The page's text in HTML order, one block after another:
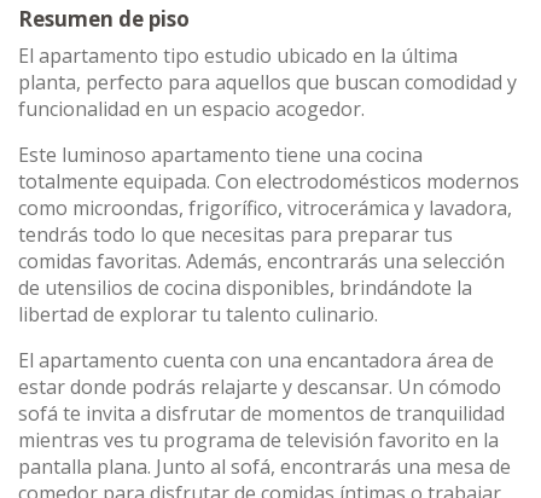
Resumen de piso
El apartamento tipo estudio ubicado en la última
planta, perfecto para aquellos que buscan comodidad y
funcionalidad en un espacio acogedor.
Este luminoso apartamento tiene una cocina
totalmente equipada. Con electrodomésticos modernos
como microondas, frigorífico, vitrocerámica y lavadora,
tendrás todo lo que necesitas para preparar tus
comidas favoritas. Además, encontrarás una selección
de utensilios de cocina disponibles, brindándote la
libertad de explorar tu talento culinario.
El apartamento cuenta con una encantadora área de
estar donde podrás relajarte y descansar. Un cómodo
sofá te invita a disfrutar de momentos de tranquilidad
mientras ves tu programa de televisión favorito en la
pantalla plana. Junto al sofá, encontrarás una mesa de